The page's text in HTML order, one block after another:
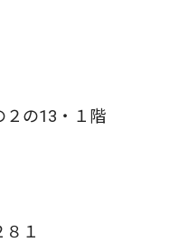
の13・１階
８１